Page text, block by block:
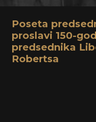
Poseta
proslavi 150-
predsednika
Robertsa